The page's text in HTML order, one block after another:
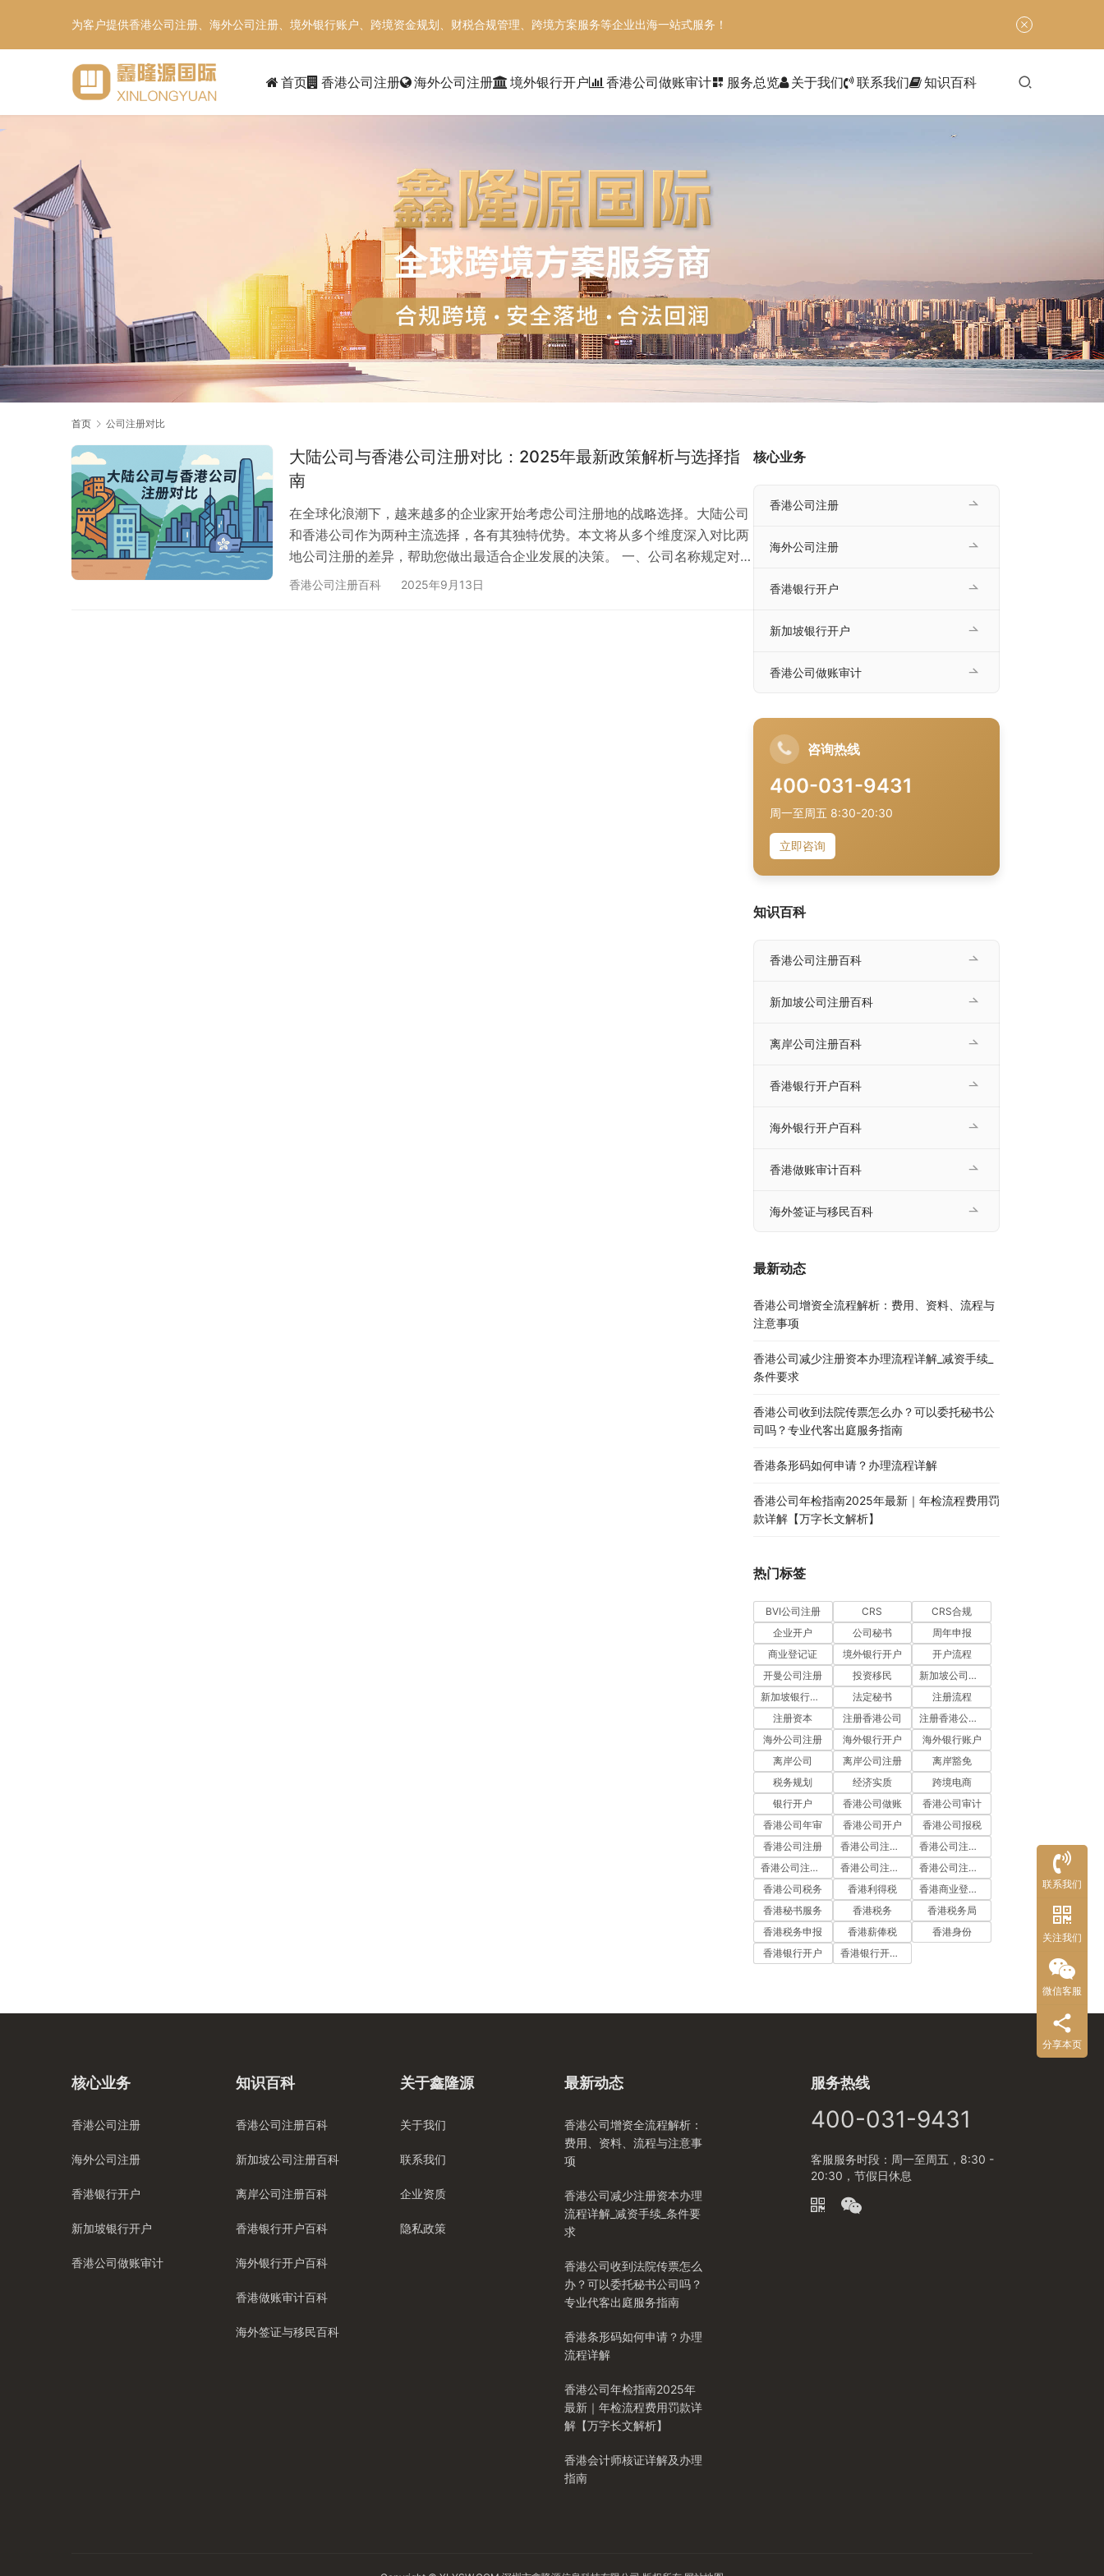
为客户提供香港公司注册、海外公司注册、境外银行账户、跨境资金规划、财税合规管理、跨境方案服务等企业出海一站式服务！
首页 香港公司注册 海外公司注册 境外银行开户 香港公司做账审计dashboard_customize 服务总览 关于我们 联系我们 知识百科
首页 公司注册对比
大陆公司与香港公司注册对比：2025年最新政策解析与选择指
南
在全球化浪潮下，越来越多的企业家开始考虑公司注册地的战略选择。大陆公司
和香港公司作为两种主流选择，各有其独特优势。本文将从多个维度深入对比两
地公司注册的差异，帮助您做出最适合企业发展的决策。 一、公司名称规定对比
📝 大陆公司和香港公司在名称规定上存在显著差异，这直接影响着企业的品牌建
香港公司注册百科 2025年9月13日
核心业务
香港公司注册
海外公司注册
香港银行开户
新加坡银行开户
香港公司做账审计
咨询热线
400-031-9431
周一至周五 8:30-20:30
立即咨询
知识百科
香港公司注册百科
新加坡公司注册百科
离岸公司注册百科
香港银行开户百科
海外银行开户百科
香港做账审计百科
海外签证与移民百科
最新动态
香港公司增资全流程解析：费用、资料、流程与
注意事项
香港公司减少注册资本办理流程详解_减资手续_
条件要求
香港公司收到法院传票怎么办？可以委托秘书公
司吗？专业代客出庭服务指南
香港条形码如何申请？办理流程详解
香港公司年检指南2025年最新｜年检流程费用罚
款详解【万字长文解析】
热门标签
BVI公司注册 CRS
CRS合规
企业开户
公司秘书
周年申报
商业登记证
境外银行开户
开户流程
开曼公司注册
投资移民
新加坡公司注册
新加坡银行开户
法定秘书
注册流程
注册资本
注册香港公司
注册香港公司流程
海外公司注册
海外银行开户
海外银行账户
离岸公司
离岸公司注册
离岸豁免
税务规划
经济实质
跨境电商
银行开户
香港公司做账
香港公司审计
香港公司年审
香港公司开户
香港公司报税
香港公司注册
香港公司注册代办
香港公司注册处
香港公司注册流程
香港公司注册费用
香港公司注册资料
香港公司税务
香港利得税
香港商业登记证
香港秘书服务
香港税务
香港税务局
香港税务申报
香港薪俸税
香港身份
香港银行开户
香港银行开户流程
核心业务
香港公司注册
海外公司注册
香港银行开户
新加坡银行开户
香港公司做账审计
知识百科
香港公司注册百科
新加坡公司注册百科
离岸公司注册百科
香港银行开户百科
海外银行开户百科
香港做账审计百科
海外签证与移民百科
关于鑫隆源
关于我们
联系我们
企业资质
隐私政策
最新动态
香港公司增资全流程解析：
费用、资料、流程与注意事
项
香港公司减少注册资本办理
流程详解_减资手续_条件要
求
香港公司收到法院传票怎么
办？可以委托秘书公司吗？
专业代客出庭服务指南
香港条形码如何申请？办理
流程详解
香港公司年检指南2025年
最新｜年检流程费用罚款详
解【万字长文解析】
香港会计师核证详解及办理
指南
服务热线
400-031-9431
客服服务时段：周一至周五，8:30 -
20:30，节假日休息
联系我们
关注我们
微信客服
分享本页